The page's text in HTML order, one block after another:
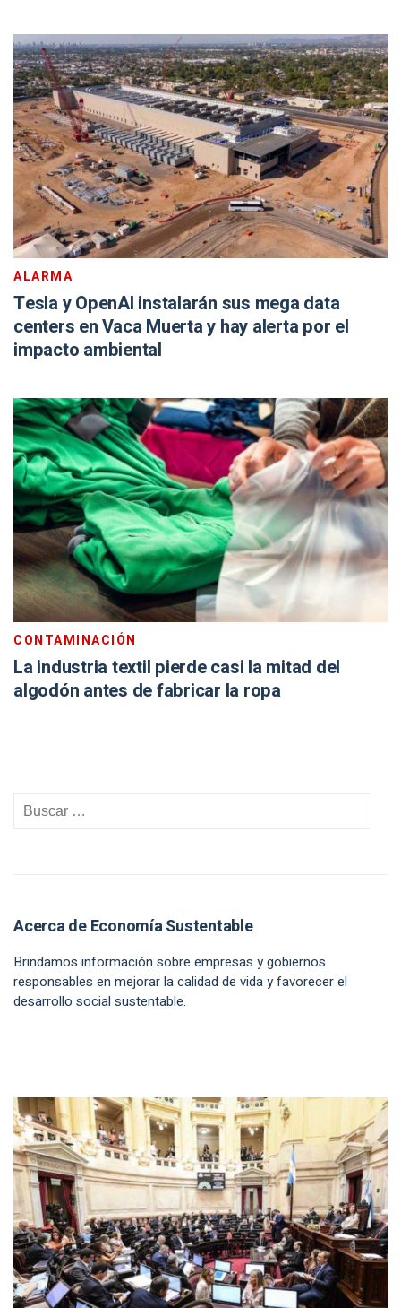
ALARMA
Tesla y OpenAI instalarán sus mega data
centers en Vaca Muerta y hay alerta por el
impacto ambiental
CONTAMINACIÓN
La industria textil pierde casi la mitad del
algodón antes de fabricar la ropa
Acerca de Economía Sustentable
Brindamos información sobre empresas y gobiernos
responsables en mejorar la calidad de vida y favorecer el
desarrollo social sustentable.